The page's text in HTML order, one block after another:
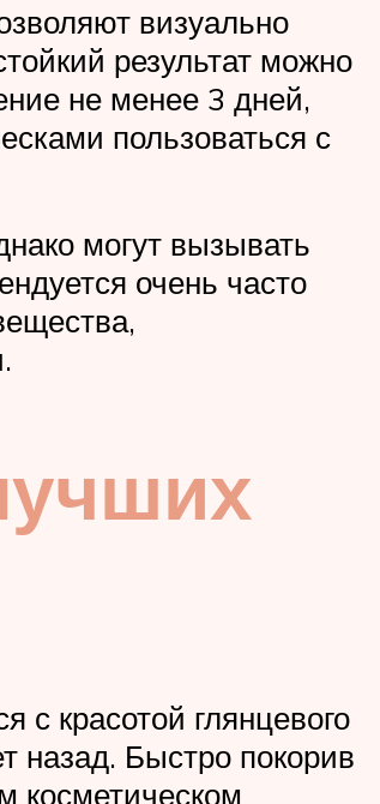
визуально
результат можно
не менее 3 дней,
пользоваться с
могут вызывать
очень часто
красотой глянцевого
назад. Быстро покорив
косметическом